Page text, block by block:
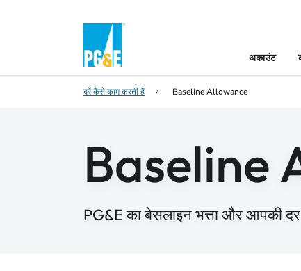
अकाउंट
दरें कैसे काम करती हैं Baseline Allowance
Baseline
PG&E का बेसलाइन भत्ता और आपकी